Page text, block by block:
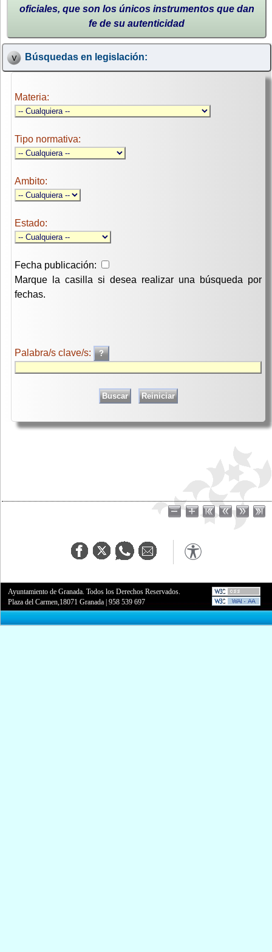
oficiales, que son los únicos instrumentos que dan
fe de su autenticidad
Búsquedas en legislación:
Materia:
Tipo normativa:
Ambito:
Estado:
Fecha publicación:
Marque la casilla si desea realizar una búsqueda por
fechas.
Palabra/s clave/s:
Ayuntamiento de Granada. Todos los Derechos Reservados.
Plaza del Carmen,18071 Granada |958 539 697